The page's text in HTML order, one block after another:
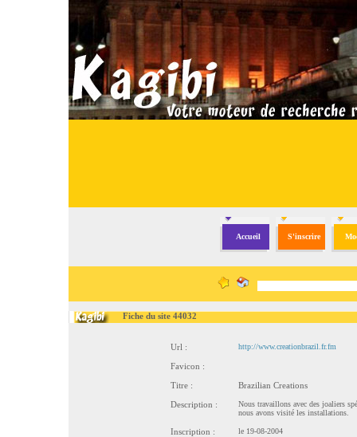
Accueil S'inscrire
Fiche du site 44032
Url : http://www.creationbrazil.fr.fm
Favicon :
Titre :
Brazilian Creations
Description :
Nous travaillons avec des joaliers
nous avons visité les installations.
Inscription : le 19-08-2004